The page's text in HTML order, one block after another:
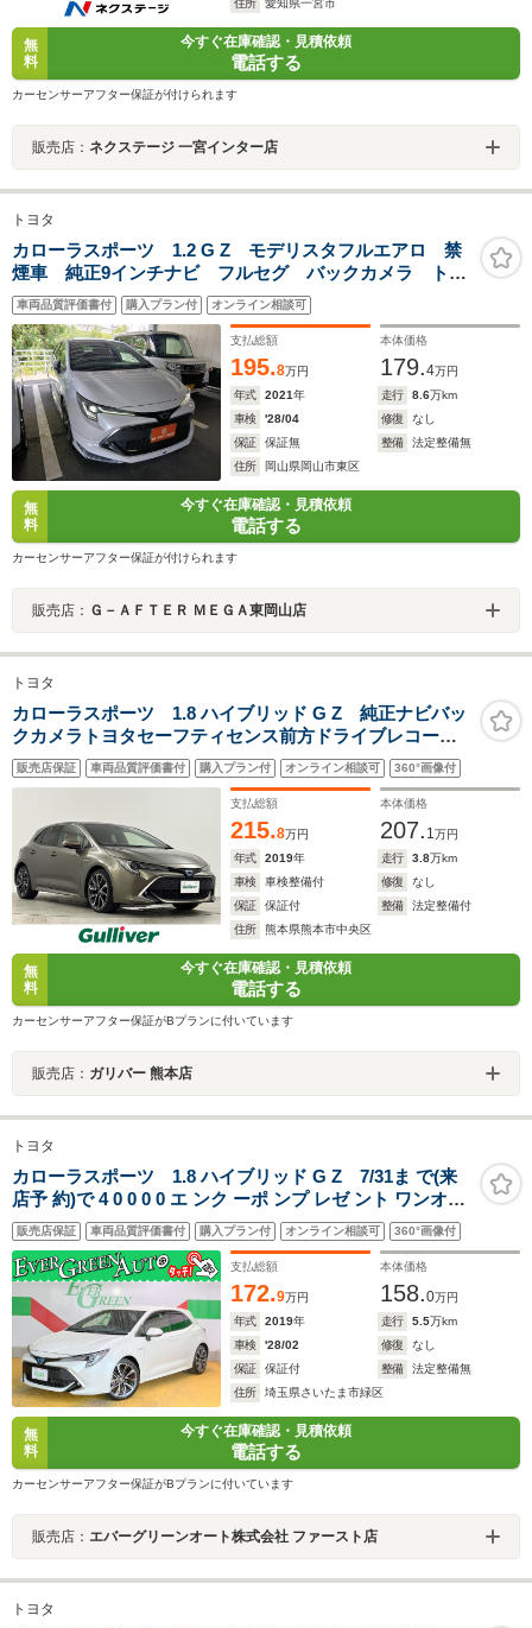
住所 愛知県一宮市
無
料
今すぐ在庫確認・見積依頼
電話する
カーセンサーアフター保証が付けられます
販売店： ネクステージ 一宮インター店
トヨタ
カローラスポーツ 1.2 G Z モデリスタフルエアロ 禁
煙車 純正9インチナビ フルセグ バックカメラ トヨ
タセーフティセンス アダプティブクルーズコントロー
ル ハーフレザーシート シートヒーター クリアラン
スソナー ETC
車両品質評価書付 購入プラン付 オンライン相談可
支払総額
195.8万円
本体価格
179.4万円
年式
2021年 走行 8.6万km
車検
'28/04 修復
なし
保証
保証無 整備
法定整備無
住所
岡山県岡山市東区
無
料
今すぐ在庫確認・見積依頼
電話する
カーセンサーアフター保証が付けられます
販売店： Ｇ－ＡＦＴＥＲ ＭＥＧＡ東岡山店
トヨタ
カローラスポーツ 1.8 ハイブリッド G Z 純正ナビバッ
クカメラトヨタセーフティセンス前方ドライブレコーダ
ービルトインETCハーフレザーシートD/Nシートヒーター
オートライトLEDヘッドライト電動パーキングオートホ
販売店保証 車両品質評価書付 購入プラン付 オンライン相談可 360°画像付
支払総額
215.8万円
本体価格
207. 1万円
年式
2019年 走行 3.8万km
車検
車検整備付 修復
なし
保証
保証付 整備
法定整備付
住所
熊本県熊本市中央区
無
料
今すぐ在庫確認・見積依頼
電話する
カーセンサーアフター保証がBプランに付いています
販売店： ガリバー 熊本店
トヨタ
カローラスポーツ 1.8 ハイブリッド G Z 7/31ま で(来
店予 約)で 4 0 0 0 0 エ ンク ーポ ンプ レゼ ント ワンオー
ナー 禁煙車 純正SDナビ トヨタセーフティ ETC スマート
キー Bluetooth CD DVD LEDライト
販売店保証 車両品質評価書付 購入プラン付 オンライン相談可 360°画像付
支払総額
172.9万円
本体価格
158.0万円
年式
2019年 走行 5.5万km
車検
'28/02 修復
なし
保証
保証付 整備
法定整備無
住所
埼玉県さいたま市緑区
無
料
今すぐ在庫確認・見積依頼
電話する
カーセンサーアフター保証がBプランに付いています
販売店： エバーグリーンオート株式会社 ファースト店
トヨタ